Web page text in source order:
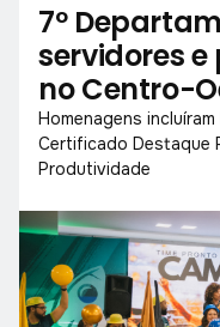
7º
servidores e
no Centro-
Homenagens
Certificado Destaque
Produtividade